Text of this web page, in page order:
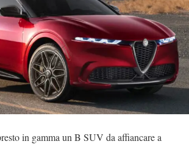
in gamma un B SUV da affiancare a